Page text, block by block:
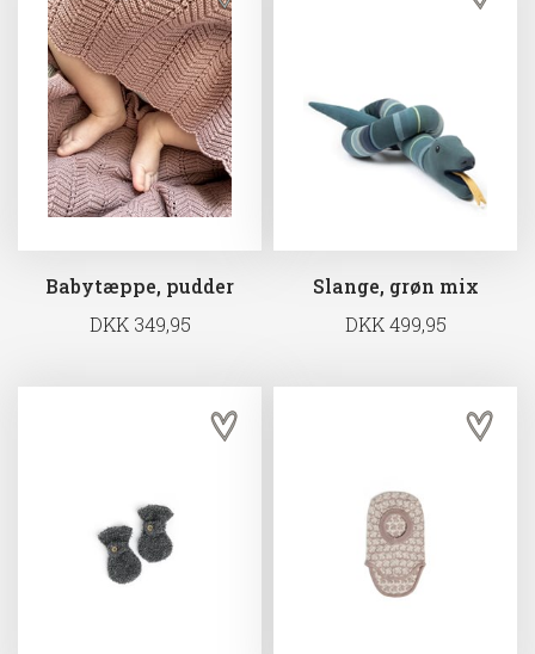
Babytæppe, pudder
DKK 349,95
Slange, grøn mix
DKK 499,95